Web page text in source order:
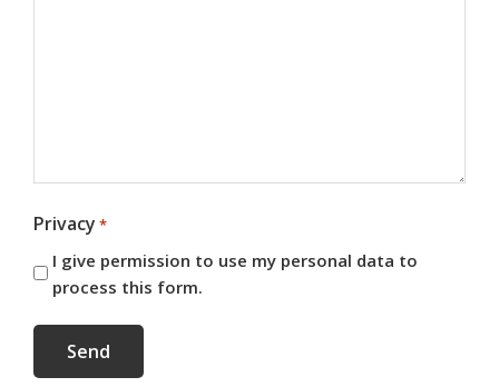
Privacy *
I give permission to use my personal data to
process this form.
Send